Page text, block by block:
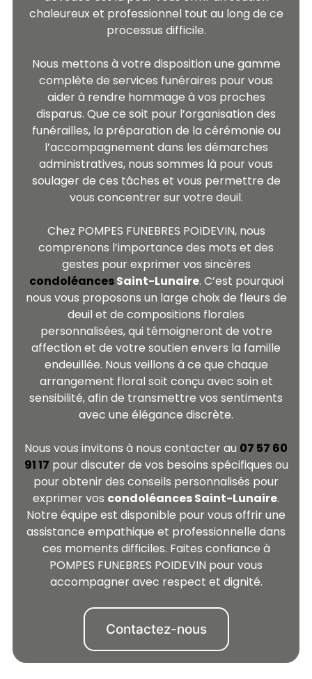
chaleureux et professionnel tout au long de ce
processus difficile.
Nous mettons à votre disposition une gamme
complète de services funéraires pour vous
aider à rendre hommage à vos proches
disparus. Que ce soit pour l’organisation des
funérailles, la préparation de la cérémonie ou
l’accompagnement dans les démarches
administratives, nous sommes là pour vous
soulager de ces tâches et vous permettre de
vous concentrer sur votre deuil.
Chez POMPES FUNEBRES POIDEVIN, nous
comprenons l’importance des mots et des
gestes pour exprimer vos sincères
condoléancesSaint-Lunaire. C’est pourquoi
nous vous proposons un large choix de fleurs de
deuil et de compositions florales
personnalisées, qui témoigneront de votre
affection et de votre soutien envers la famille
endeuillée. Nous veillons à ce que chaque
arrangement floral soit conçu avec soin et
sensibilité, afin de transmettre vos sentiments
avec une élégance discrète.
Nous vous invitons à nous contacter au 07 57 60
91 17 pour discuter de vos besoins spécifiques ou
pour obtenir des conseils personnalisés pour
exprimer vos condoléances Saint-Lunaire.
Notre équipe est disponible pour vous offrir une
assistance empathique et professionnelle dans
ces moments difficiles. Faites confiance à
POMPES FUNEBRES POIDEVIN pour vous
accompagner avec respect et dignité.
Contactez-nous